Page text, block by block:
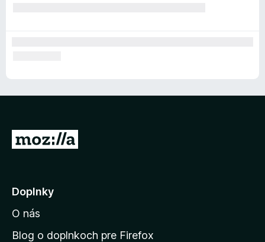
P
j
ť
n
Doplnky
O nás
Blog o doplnkoch pre Firefox